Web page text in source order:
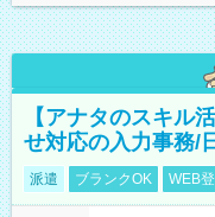
【アナタのスキル
せ対応の入力事務/
派遣 ブランクOK WEB